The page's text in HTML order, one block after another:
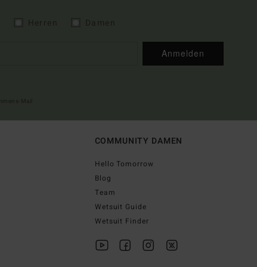
Anmelden
COMMUNITY DAMEN
Hello Tomorrow
Blog
Team
Wetsuit Guide
Wetsuit Finder